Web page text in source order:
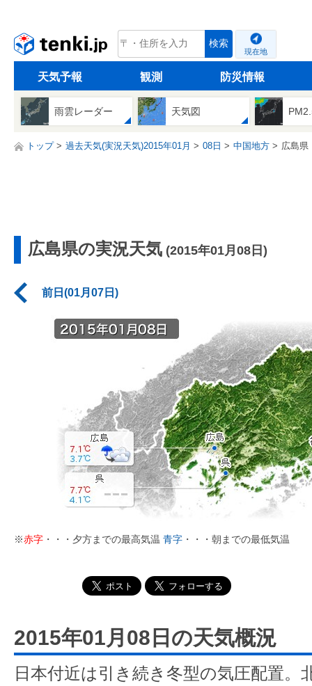
tenki.jp 検索
現在地
天気予報 観測 防災情報
雨雲レーダー 天気図
トップ 過去天気(実況天気)2015年01月 08日 中国地方 広島県
広島県の実況天気 (2015年01月08日)
前日(01月07日)
※赤字 ・・・夕方までの最高気温 青字 ・・・朝までの最低気温
2015年01月08日の天気概況
日本付近は引き続き冬型の気圧配置。